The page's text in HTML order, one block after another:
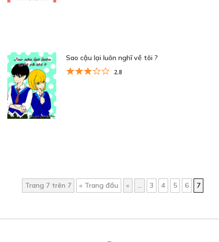
Sao cậu lại luôn nghĩ về tôi ?
2.8
Trang 7 trên 7 « Trang đầu « ... 3 4 5 6 7